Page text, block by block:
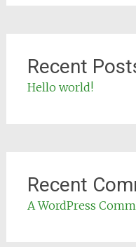
Recent
Hello world!
Recent
A WordPress